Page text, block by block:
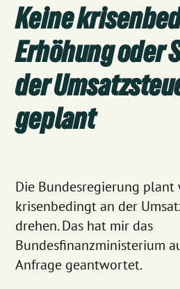
Keine
Erhöhung oder
der
geplant
Die Bundesregierung
krisenbedingt an der
drehen. Das hat mir das
Bundesfinanzministerium
Anfrage geantwortet.